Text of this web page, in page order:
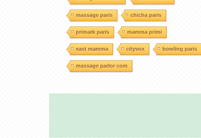
massage paris chicha paris
primark paris mamma primi
east mamma cityvox bowling paris
massage parlor com